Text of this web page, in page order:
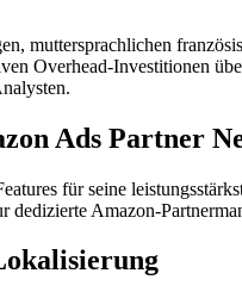
muttersprachlichen
Overhead-Investitionen
Ads Partner
für seine
dedizierte Amazon-